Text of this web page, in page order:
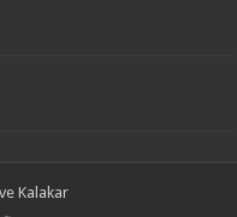
Kalakar